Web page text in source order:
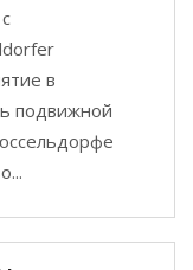
в
подвижной